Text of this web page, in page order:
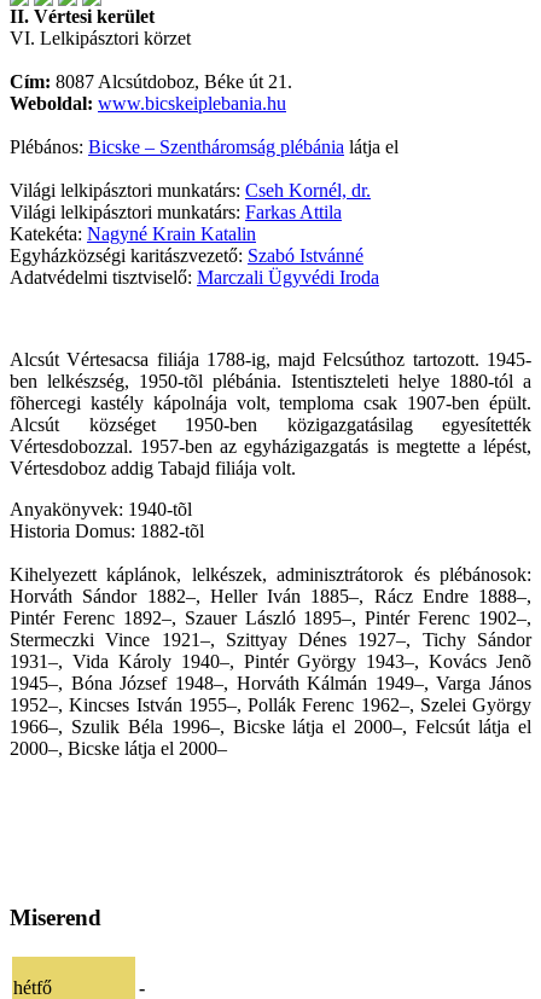
II. Vértesi kerület
VI. Lelkipásztori körzet
Cím: 8087 Alcsútdoboz, Béke út 21.
Weboldal: www.bicskeiplebania.hu
Plébános: Bicske – Szentháromság plébánia látja el
Világi lelkipásztori munkatárs: Cseh Kornél, dr.
Világi lelkipásztori munkatárs: Farkas Attila
Katekéta: Nagyné Krain Katalin
Egyházközségi karitászvezető: Szabó Istvánné
Adatvédelmi tisztviselő: Marczali Ügyvédi Iroda
Alcsút Vértesacsa filiája 1788-ig, majd Felcsúthoz tartozott. 1945-
ben lelkészség, 1950-tõl plébánia. Istentiszteleti helye 1880-tól a
fõhercegi kastély kápolnája volt, temploma csak 1907-ben épült.
Alcsút községet 1950-ben közigazgatásilag egyesítették
Vértesdobozzal. 1957-ben az egyházigazgatás is megtette a lépést,
Vértesdoboz addig Tabajd filiája volt.
Anyakönyvek: 1940-tõl
Historia Domus: 1882-tõl
Kihelyezett káplánok, lelkészek, adminisztrátorok és plébánosok:
Horváth Sándor 1882–, Heller Iván 1885–, Rácz Endre 1888–,
Pintér Ferenc 1892–, Szauer László 1895–, Pintér Ferenc 1902–,
Stermeczki Vince 1921–, Szittyay Dénes 1927–, Tichy Sándor
1931–, Vida Károly 1940–, Pintér György 1943–, Kovács Jenõ
1945–, Bóna József 1948–, Horváth Kálmán 1949–, Varga János
1952–, Kincses István 1955–, Pollák Ferenc 1962–, Szelei György
1966–, Szulik Béla 1996–, Bicske látja el 2000–, Felcsút látja el
2000–, Bicske látja el 2000–
Miserend
hétfő -